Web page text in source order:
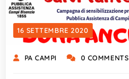
16 SETTEMBRE 2020
PA CAMPI 0 COMMENTS